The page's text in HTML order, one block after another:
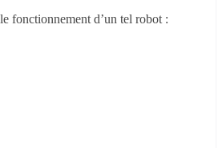
fonctionnement d’un tel robot :